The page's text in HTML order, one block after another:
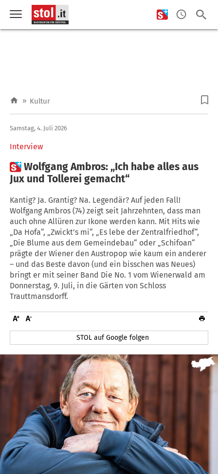
» Kultur
Interview
Samstag, 4. Juli 2026
Wolfgang Ambros: „Ich habe alles aus
Jux und Tollerei gemacht“
Kantig? Ja. Grantig? Na. Legendär? Auf jeden Fall!
Wolfgang Ambros (74) zeigt seit Jahrzehnten, dass man
auch ohne Allüren zur Ikone werden kann. Mit Hits wie
„Da Hofa“, „Zwickt’s mi“, „Es lebe der Zentralfriedhof“,
„Die Blume aus dem Gemeindebau“ oder „Schifoan“
prägte der Wiener den Austropop wie kaum ein anderer
– und das Beste davon (und ein bisschen was Neues)
bringt er mit seiner Band Die No. 1 vom Wienerwald am
Donnerstag, 9. Juli, in die Gärten von Schloss
Trauttmansdorff.
STOL auf Google folgen